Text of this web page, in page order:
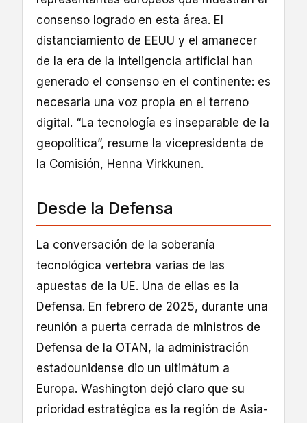
consenso logrado en esta área. El
distanciamiento de EEUU y el amanecer
de la era de la inteligencia artificial han
generado el consenso en el continente: es
necesaria una voz propia en el terreno
digital. “La tecnología es inseparable de la
geopolítica”, resume la vicepresidenta de
la Comisión, Henna Virkkunen.
Desde la Defensa
La conversación de la soberanía
tecnológica vertebra varias de las
apuestas de la UE. Una de ellas es la
Defensa. En febrero de 2025, durante una
reunión a puerta cerrada de ministros de
Defensa de la OTAN, la administración
estadounidense dio un ultimátum a
Europa. Washington dejó claro que su
prioridad estratégica es la región de Asia-